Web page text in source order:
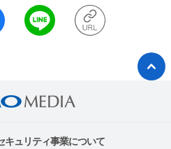
キュリティ事業について